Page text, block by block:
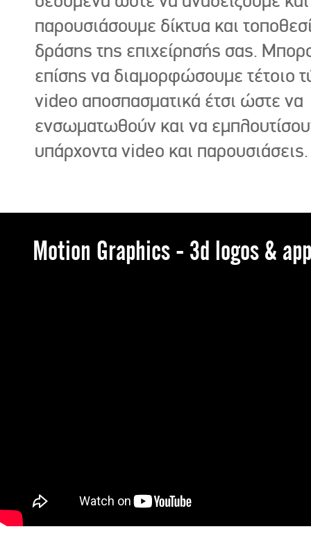
παρουσιάσουμε δίκτυα και
δράσης της επιχείρησής σας.
επίσης να διαμορφώσουμε τέτοιο
video αποσπασματικά έτσι ώστε να
ενσωματωθούν και να
υπάρχοντα video και παρουσιάσεις.
Motion Graphics - 3d logos &